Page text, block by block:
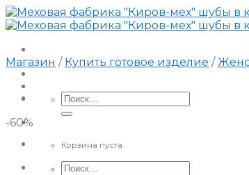
Skip
to
Искать:
Корзина пуста.
Искать:
Магазин / Купить готовое изделие /
-60%